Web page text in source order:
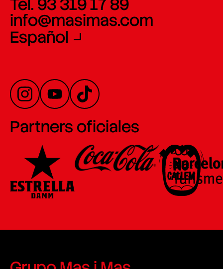
Tel. 93 319 17 89
info@masimas.com
Español
Partners oficiales